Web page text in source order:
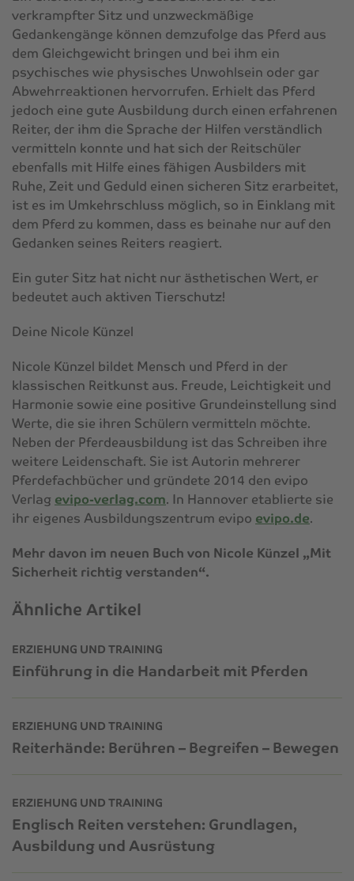
Ähnliche Artikel
ERZIEHUNG UND TRAINING
Einführung in die Handarbeit mit Pferden
ERZIEHUNG UND TRAINING
Reiterhände: Berühren – Begreifen – Bewegen
ERZIEHUNG UND TRAINING
Englisch Reiten verstehen: Grundlagen,
Ausbildung und Ausrüstung
verkrampfter Sitz und unzweckmäßige
Gedankengänge können demzufolge das Pferd aus
dem Gleichgewicht bringen und bei ihm ein
psychisches wie physisches Unwohlsein oder gar
Abwehrreaktionen hervorrufen. Erhielt das Pferd
jedoch eine gute Ausbildung durch einen erfahrenen
Reiter, der ihm die Sprache der Hilfen verständlich
vermitteln konnte und hat sich der Reitschüler
ebenfalls mit Hilfe eines fähigen Ausbilders mit
Ruhe, Zeit und Geduld einen sicheren Sitz erarbeitet,
ist es im Umkehrschluss möglich, so in Einklang mit
dem Pferd zu kommen, dass es beinahe nur auf den
Gedanken seines Reiters reagiert.
Ein guter Sitz hat nicht nur ästhetischen Wert, er
bedeutet auch aktiven Tierschutz!
Deine Nicole Künzel
Nicole Künzel bildet Mensch und Pferd in der
klassischen Reitkunst aus. Freude, Leichtigkeit und
Harmonie sowie eine positive Grundeinstellung sind
Werte, die sie ihren Schülern vermitteln möchte.
Neben der Pferdeausbildung ist das Schreiben ihre
weitere Leidenschaft. Sie ist Autorin mehrerer
Pferdefachbücher und gründete 2014 den evipo
Verlag evipo-verlag.com. In Hannover etablierte sie
ihr eigenes Ausbildungszentrum evipo evipo.de.
Mehr davon im neuen Buch von Nicole Künzel „Mit
Sicherheit richtig verstanden“.